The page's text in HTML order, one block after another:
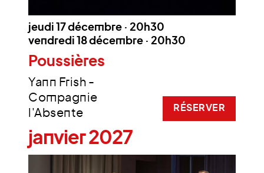
jeudi 17 décembre · 20h30
vendredi 18 décembre · 20h30
Poussières
Yann Frish -
Compagnie
l'Absente
RÉSERVER
janvier 2027